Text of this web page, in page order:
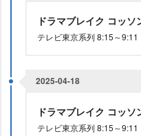
ドラマブレイク コッ
テレビ東京系列 8:15～9:11
2025-04-18
ドラマブレイク コッ
テレビ東京系列 8:15～9:11